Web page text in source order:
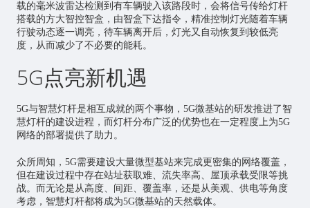
载的毫米波雷达检测到有车辆驶入该路段时，会将信号传给灯杆
搭载的方大智控智盒，由智盒下达指令，精准控制灯光随着车辆
行驶动态逐一调亮，待车辆离开后，灯光又自动恢复到较低亮
度，从而减少了不必要的能耗。
5G点亮新机遇
5G与智慧灯杆是相互成就的两个事物，5G微基站的研发推进了智
慧灯杆的建设进程，而灯杆分布广泛的优势也在一定程度上为5G
网络的部署提供了助力。
众所周知，5G需要建设大量微型基站来完成更密集的网络覆盖，
但在建设过程中存在站址获取难、流失率高、屋顶承载受限等挑
战。而无论是从高度、间距、覆盖率，还是从美观、供电等角度
考虑，智慧灯杆都将成为5G微基站的天然载体。